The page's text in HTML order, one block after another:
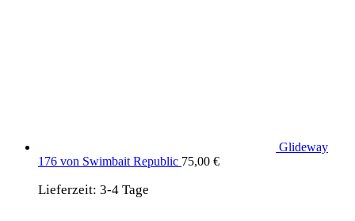
Glideway
176 von Swimbait Republic 75,00 €
Lieferzeit: 3-4 Tage